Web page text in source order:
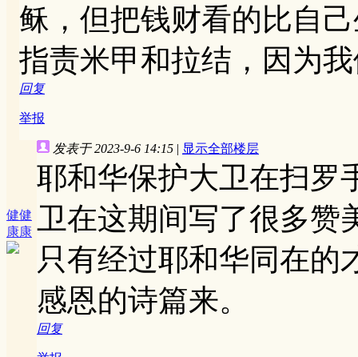
稣，但把钱财看的比自
指责米甲和拉结，因为
回复
举报
健健
康康
发表于 2023-9-6 14:15 | 显示全部楼层
耶和华保护大卫在扫罗
卫在这期间写了很多赞
只有经过耶和华同在的
感恩的诗篇来。
回复